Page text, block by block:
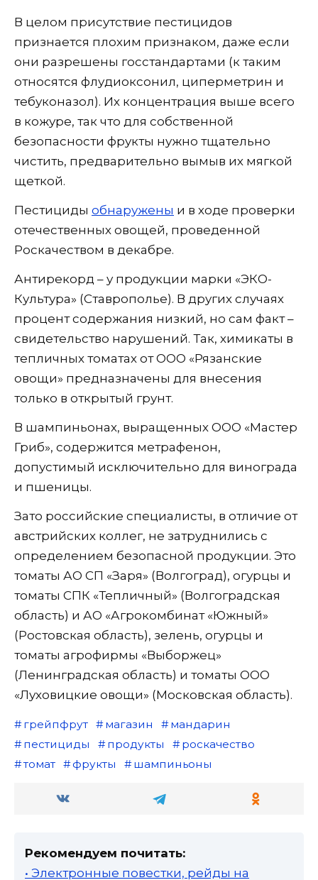
В целом присутствие пестицидов
признается плохим признаком, даже если
они разрешены госстандартами (к таким
относятся флудиоксонил, циперметрин и
тебуконазол). Их концентрация выше всего
в кожуре, так что для собственной
безопасности фрукты нужно тщательно
чистить, предварительно вымыв их мягкой
щеткой.
Пестициды обнаружены и в ходе проверки
отечественных овощей, проведенной
Роскачеством в декабре.
Антирекорд – у продукции марки «ЭКО-
Культура» (Ставрополье). В других случаях
процент содержания низкий, но сам факт –
свидетельство нарушений. Так, химикаты в
тепличных томатах от ООО «Рязанские
овощи» предназначены для внесения
только в открытый грунт.
В шампиньонах, выращенных ООО «Мастер
Гриб», содержится метрафенон,
допустимый исключительно для винограда
и пшеницы.
Зато российские специалисты, в отличие от
австрийских коллег, не затруднились с
определением безопасной продукции. Это
томаты АО СП «Заря» (Волгоград), огурцы и
томаты СПК «Тепличный» (Волгоградская
область) и АО «Агрокомбинат «Южный»
(Ростовская область), зелень, огурцы и
томаты агрофирмы «Выборжец»
(Ленинградская область) и томаты ООО
«Луховицкие овощи» (Московская область).
грейпфрут магазин
мандарин
пестициды
продукты
роскачество
томат
фрукты шампиньоны
Рекомендуем почитать:
• Электронные повестки, рейды на